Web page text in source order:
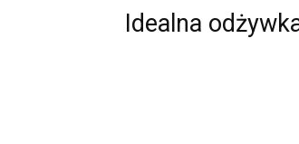
Idealna